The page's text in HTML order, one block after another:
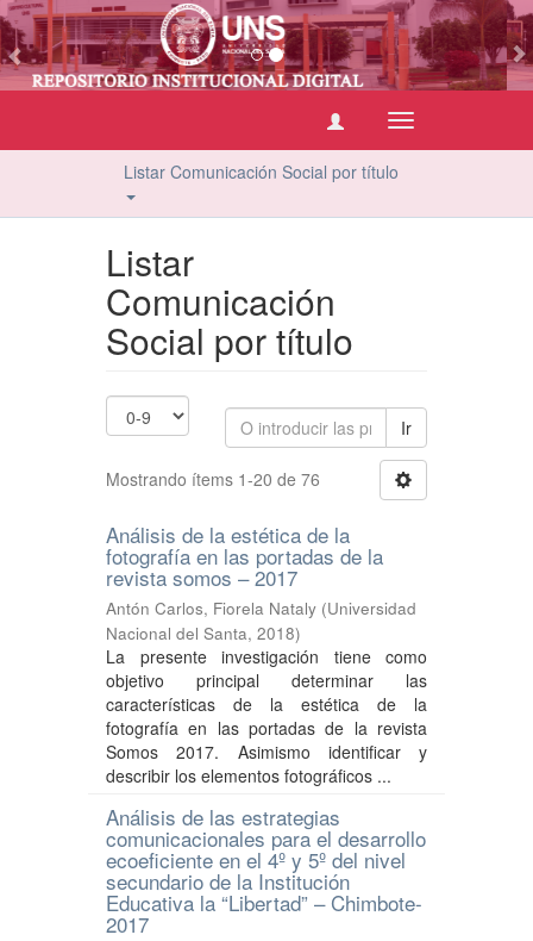
Cambiar
navegación
Listar Comunicación Social por título
Listar
Comunicación
Social por título
Ir
Mostrando ítems 1-20 de 76
Análisis de la estética de la
fotografía en las portadas de la
revista somos – 2017
Antón Carlos, Fiorela Nataly (Universidad
Nacional del Santa, 2018)
La presente investigación tiene como
objetivo principal determinar las
características de la estética de la
fotografía en las portadas de la revista
Somos 2017. Asimismo identificar y
describir los elementos fotográficos ...
Análisis de las estrategias
comunicacionales para el desarrollo
ecoeficiente en el 4º y 5º del nivel
secundario de la Institución
Educativa la “Libertad” – Chimbote-
2017